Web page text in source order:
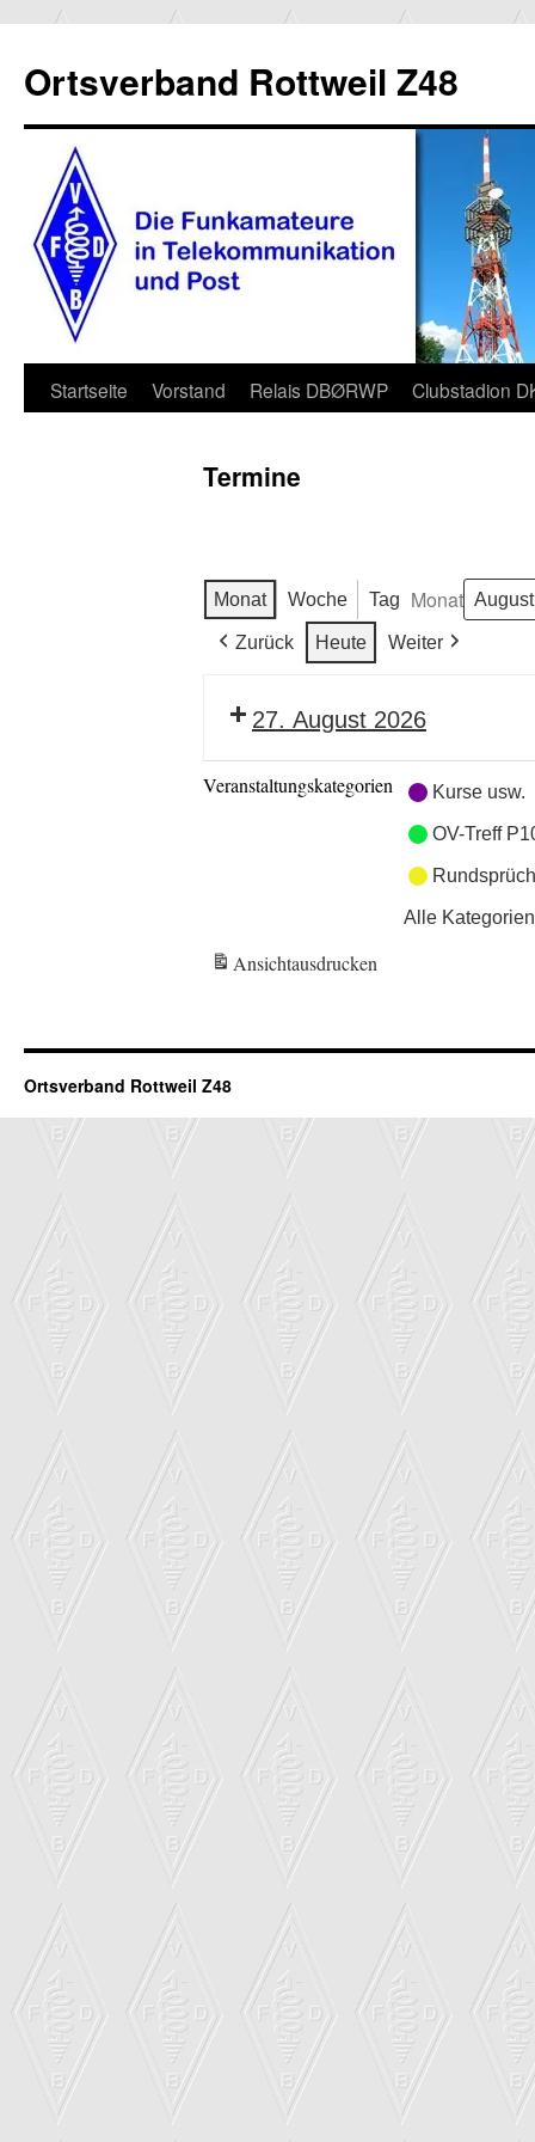
Ortsverband Rottweil Z48
Zum
Startseite Vorstand Relais DBØRWP Clubstadion
Termine
Monat Woche Tag Monat
Zurück Heute Weiter
27. August 2026
Veranstaltungskategorien Kurse usw.
OV-Treff
Alle Kategorien
Ansichtausdrucken
Ortsverband Rottweil Z48